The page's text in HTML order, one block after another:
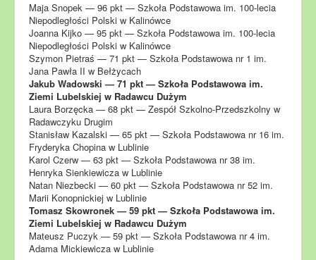
Maja Snopek — 96 pkt — Szkoła Podstawowa im. 100-lecia
Niepodległości Polski w Kalinówce
Joanna Kijko — 95 pkt — Szkoła Podstawowa im. 100-lecia
Niepodległości Polski w Kalinówce
Szymon Pietraś — 71 pkt — Szkoła Podstawowa nr 1 im.
Jana Pawła II w Bełżycach
Jakub Wadowski — 71 pkt — Szkoła Podstawowa im.
Ziemi Lubelskiej w Radawcu Dużym
Laura Borzęcka — 68 pkt — Zespół Szkolno-Przedszkolny w
Radawczyku Drugim
Stanisław Kazalski — 65 pkt — Szkoła Podstawowa nr 16 im.
Fryderyka Chopina w Lublinie
Karol Czerw — 63 pkt — Szkoła Podstawowa nr 38 im.
Henryka Sienkiewicza w Lublinie
Natan Niezbecki — 60 pkt — Szkoła Podstawowa nr 52 im.
Marii Konopnickiej w Lublinie
Tomasz Skowronek — 59 pkt — Szkoła Podstawowa im.
Ziemi Lubelskiej w Radawcu Dużym
Mateusz Puczyk — 59 pkt — Szkoła Podstawowa nr 4 im.
Adama Mickiewicza w Lublinie